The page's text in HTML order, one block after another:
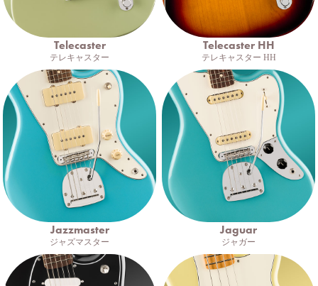
Telecaster
テレキャスター
Telecaster HH
テレキャスター HH
Jazzmaster
ジャズマスター
Jaguar
ジャガー